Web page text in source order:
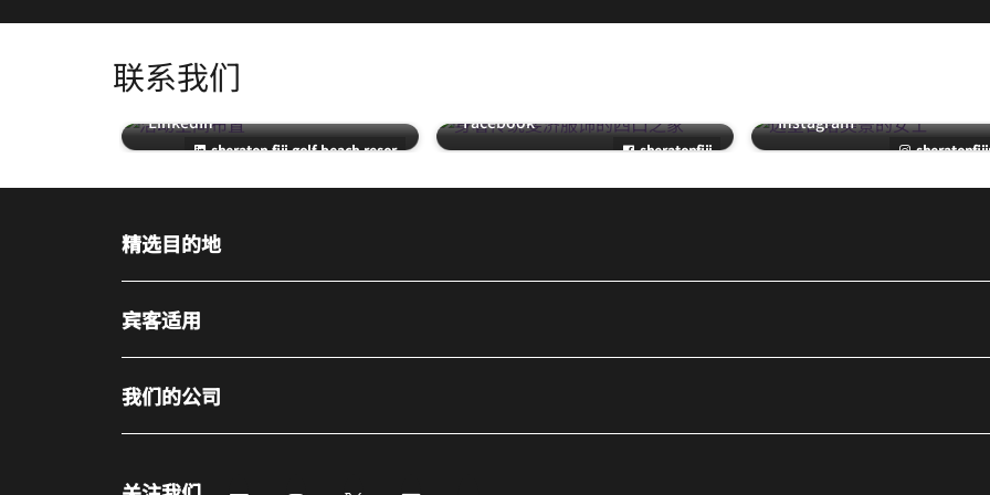
联系我们
跳过 联系我们 轮播 使用 3 张卡。
sheraton-fiji-golf-beach-resor
LinkedIn
sheratonfiji
Facebook Instagram
精选目的地
宾客适用
我们的公司